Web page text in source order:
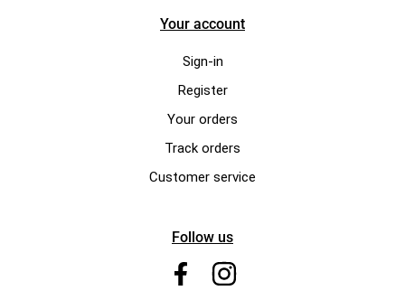
Your account
Sign-in
Register
Your orders
Track orders
Customer service
Follow us